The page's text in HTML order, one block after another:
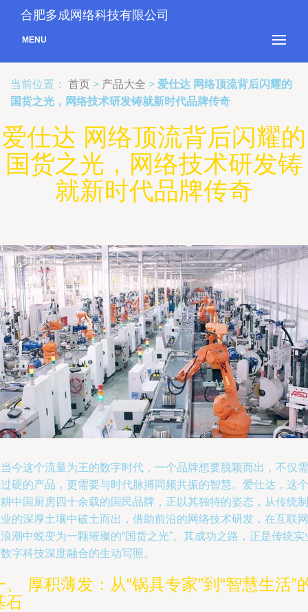
合肥多成网络科技有限公司
MENU
当前位置： 首页 > 产品大全 > 爱仕达 网络顶流背后闪耀的
国货之光，网络技术研发铸就新时代品牌传奇
爱仕达 网络顶流背后闪耀的
国货之光，网络技术研发铸
就新时代品牌传奇
今这个流量为王的数字时代，一个品牌想要脱颖而出，不仅需
硬的产品，更需要与时代脉搏同频共振的智慧。爱仕达，这个
中国厨房四十余载的国民品牌，正以其独特的姿态，从传统制
的深厚土壤中破土而出，借助前沿的网络技术研发，在互联网
潮中蜕变为一颗璀璨的“国货之光”。其成功之路，正是传统实
字科技深度融合的生动写照。
、 厚积薄发：从“锅具专家”到“智慧生活”
石